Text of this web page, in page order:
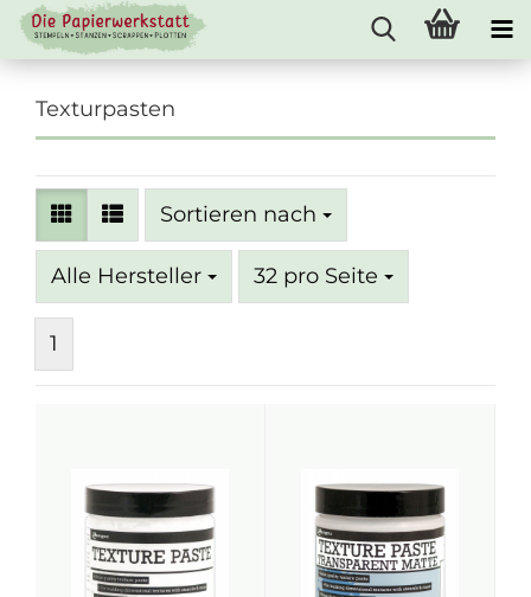
Texturpasten
Sortieren nach
Sortieren nach
Alle Hersteller 32 pro Seite
pro Seite
1